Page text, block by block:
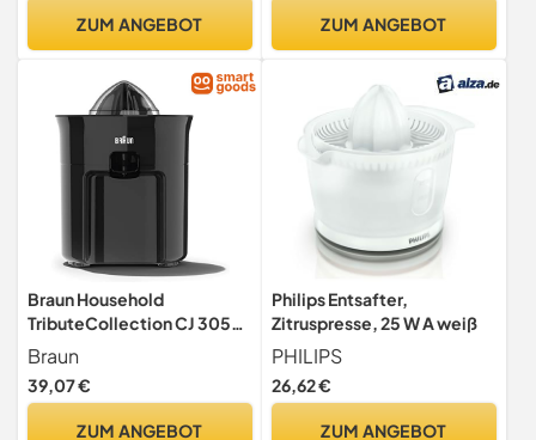
(Tropf-Stopp-Funktion,
frei) Saftpresse 26010-56
ZUM ANGEBOT
18/10,
ZUM ANGEBOT
Braun Household
TributeCollection CJ 3050
BK Zitruspresse,
Elektrische Saftpresse mit
Start-Stopp-Automatik,
Braun
39,07 €
ZUM ANGEBOT
Philips Entsafter,
Zitruspresse, 25 W A weiß
PHILIPS
26,62 €
ZUM ANGEBOT